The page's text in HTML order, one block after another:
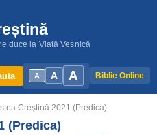
duce la Viață Veșnică
A A A Biblie Online
Creştină 2021 (Predica)
(Predica)